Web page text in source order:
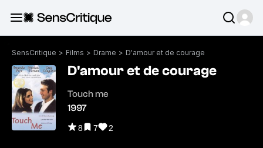
SensCritique > Films > Drame > D'amour et de courage
D'amour et de courage
Touch me
1997
8 7 2